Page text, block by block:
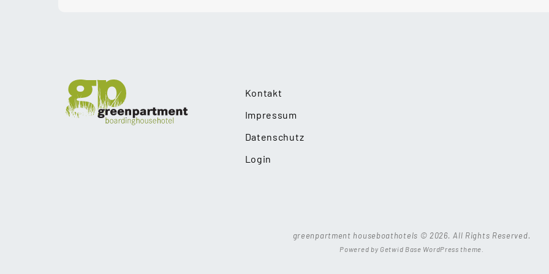
Kontakt
Impressum
Datenschutz
Login
greenpartment houseboathotels © 2026. All Rights Reserved.
Powered by Getwid Base WordPress theme.